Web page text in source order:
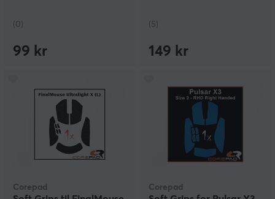
(0)
99 kr
(5)
149 kr
Corepad Corepad